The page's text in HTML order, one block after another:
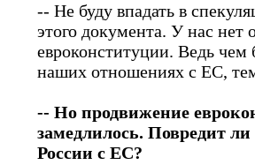
-- Не буду впадать в
этого документа. У нас нет
евроконституции. Ведь чем
наших отношениях с ЕС,
-- Но продвижение
замедлилось. Повредит
России с ЕС?